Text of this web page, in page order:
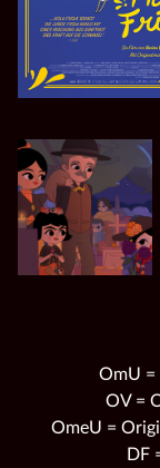
OmU
OV =
OmeU =
DF